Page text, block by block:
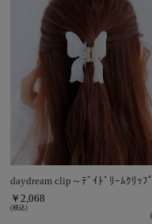
daydream clip～ﾃﾞｲﾄﾞﾘｰﾑｸﾘｯﾌﾟ
￥2,068
(税込)